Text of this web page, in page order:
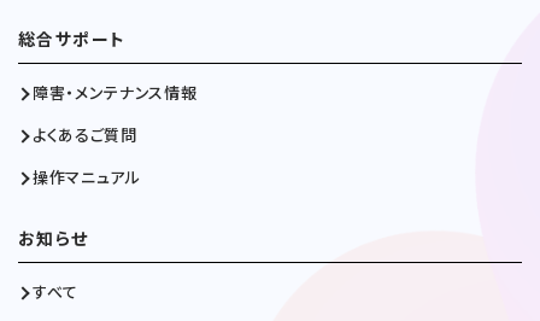
総合サポート
障害・メンテナンス情報
よくあるご質問
操作マニュアル
お知らせ
すべて